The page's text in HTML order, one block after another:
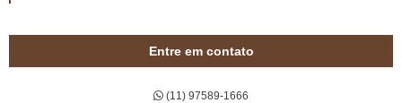
Entre em contato
(11) 97589-1666